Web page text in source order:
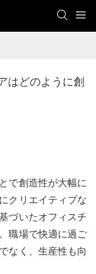
はどのように創
で創造性が大幅に
クリエイティブな
づいたオフィスチ
職場で快適に過ご
なく、生産性も向